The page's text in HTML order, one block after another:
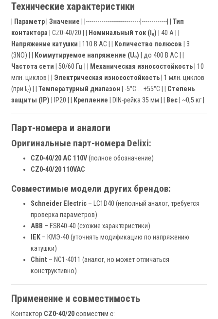
Технические характеристики
Параметр Значение | |----------------------------|-------------| | Тип
контактора | CZ0-40/20 | | Номинальный ток (Iₑ) | 40 А | |
Напряжение катушки | 110 В AC | | Количество полюсов | 3
(3NO) | |
Коммутируемое напряжение (Uₑ) | до 400 В AC | |
Частота сети | 50/60 Гц | | Механическая износостойкость | 10
млн. циклов | | Электрическая износостойкость | 1 млн. циклов
(при Iₑ) | | Температурный диапазон | -5°C … +55°C | | Степень
защиты (IP) | IP20 | | Крепление | DIN-рейка 35 мм | | Вес | ~0,5 кг |
Парт-номера и аналоги
Оригинальные парт-номера Delixi:
CZ0-40/20 AC 110V(полное обозначение)
CZ0-40/20 110VAC
Совместимые модели других брендов:
Schneider Electric – LC1D40 (неполный аналог, требуется
проверка параметров)
ABB – ESB40-40 (схожие характеристики)
IEK – КМЭ-40 (уточнять модификацию по напряжению
катушки)
Chint – NC1-4011 (аналог, но может отличаться
конструктивно)
Применение и совместимость
Контактор CZ0-40/20совместим с: